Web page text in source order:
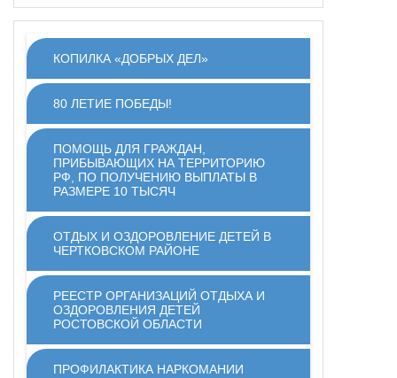
КОПИЛКА «ДОБРЫХ ДЕЛ»
80 ЛЕТИЕ ПОБЕДЫ!
ПОМОЩЬ ДЛЯ ГРАЖДАН,
ПРИБЫВАЮЩИХ НА ТЕРРИТОРИЮ
РФ, ПО ПОЛУЧЕНИЮ ВЫПЛАТЫ В
РАЗМЕРЕ 10 ТЫСЯЧ
ОТДЫХ И ОЗДОРОВЛЕНИЕ ДЕТЕЙ В
ЧЕРТКОВСКОМ РАЙОНЕ
РЕЕСТР ОРГАНИЗАЦИЙ ОТДЫХА И
ОЗДОРОВЛЕНИЯ ДЕТЕЙ
РОСТОВСКОЙ ОБЛАСТИ
ПРОФИЛАКТИКА НАРКОМАНИИ